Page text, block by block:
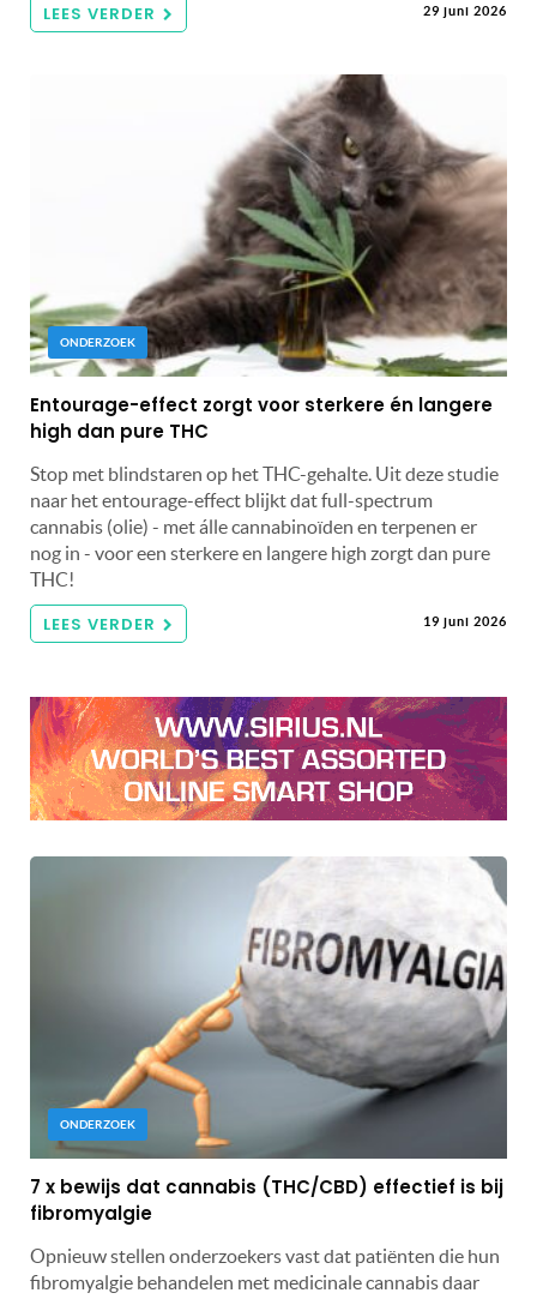
LEES VERDER 29 juni 2026
ONDERZOEK
Entourage-effect zorgt voor sterkere én langere
high dan pure THC
Stop met blindstaren op het THC-gehalte. Uit deze studie
naar het entourage-effect blijkt dat full-spectrum
cannabis (olie) - met álle cannabinoïden en terpenen er
nog in - voor een sterkere en langere high zorgt dan pure
THC!
LEES VERDER 19 juni 2026
ONDERZOEK
7 x bewijs dat cannabis (THC/CBD) effectief is bij
fibromyalgie
Opnieuw stellen onderzoekers vast dat patiënten die hun
fibromyalgie behandelen met medicinale cannabis daar